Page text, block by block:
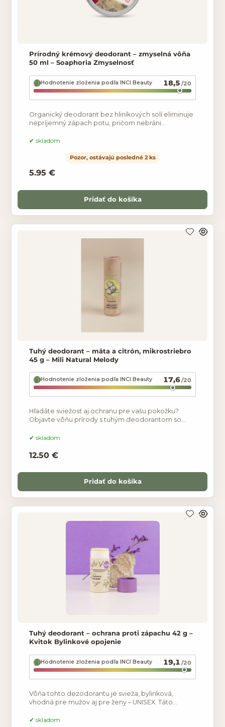
Prírodný krémový deodorant – zmyselná vôňa
50 ml – Soaphoria Zmyselnosť
Hodnotenie zloženia podľa INCI Beauty 18,5 /20
Organický deodorant bez hliníkových solí eliminuje
nepríjemný zápach potu, pričom nebráni
Nezabraňuje
skladom
Pozor, ostávajú posledné 2 ks
5.95 €
Pridať do košíka
Tuhý deodorant – mäta a citrón, mikrostriebro
45 g – Mili Natural Melody
Hodnotenie zloženia podľa INCI Beauty 17,6/20
Hľadáte sviežosť aj ochranu pre vašu pokožku?
Objavte vôňu prírody s tuhým deodorantom so
rodinu- dokonca aj
skladom
12.50 €
Pridať do košíka
Tuhý deodorant – ochrana proti zápachu 42 g –
Kvitok Bylinkové opojenie
Hodnotenie zloženia podľa INCI Beauty 19,1 /20
Vôňa tohto dezodorantu je svieža, bylinková,
vhodná pre mužov aj pre ženy – UNISEX. Táto
dezodorantom úplne iná,
skladom